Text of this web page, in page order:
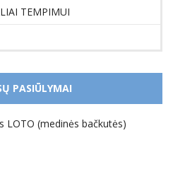
TEMPIMUI
PASIŪLYMAI
LOTO (medinės bačkutės)